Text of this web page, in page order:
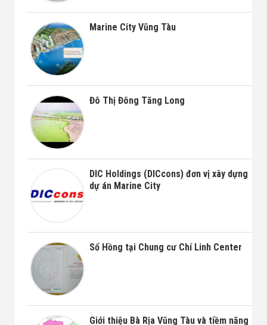
Marine City Vũng Tàu
Đô Thị Đông Tăng Long
DIC Holdings (DICcons) đơn vị xây dựng
dự án Marine City
Sổ Hồng tại Chung cư Chí Linh Center
Giới thiệu Bà Rịa Vũng Tàu và tiềm năng